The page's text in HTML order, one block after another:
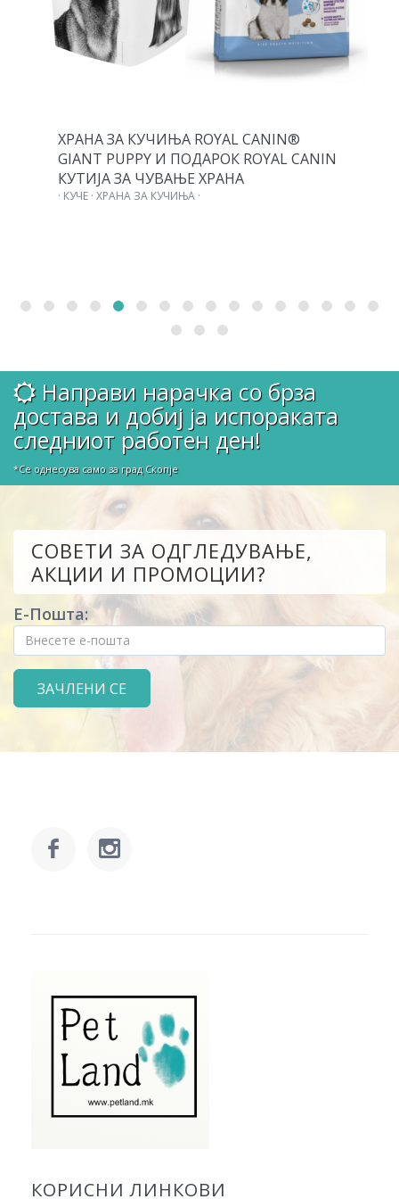
ХРАНА ЗА КУЧИЊА ROYAL CANIN®
GIANT PUPPY И ПОДАРОК ROYAL CANIN
КУТИЈА ЗА ЧУВАЊЕ ХРАНА
· КУЧЕ · ХРАНА ЗА КУЧИЊА ·
Направи нарачка со брза
достава и добиј ја испораката
следниот работен ден!
*Се однесува само за град Скопје
СОВЕТИ ЗА ОДГЛЕДУВАЊЕ,
АКЦИИ И ПРОМОЦИИ?
Е-Пошта:
КОРИСНИ ЛИНКОВИ